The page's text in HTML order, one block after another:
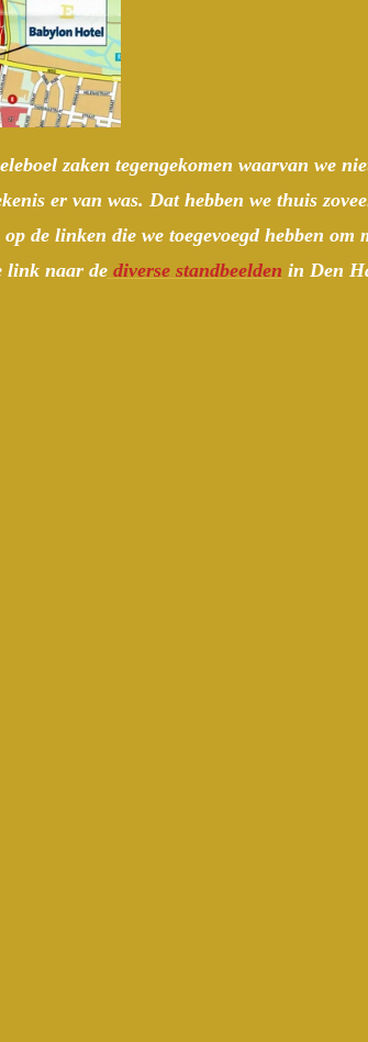
zaken tegengekomen waarvan we
er van was. Dat hebben we thuis
de linken die we toegevoegd hebben
link naar de diverse standbeelden in Den